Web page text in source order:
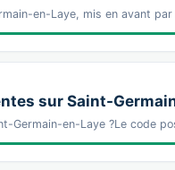
en-Laye, mis en avant
sur Saint-
Germain-en-Laye ?Le code